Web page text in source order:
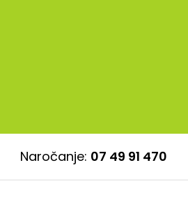
Naročanje: 07 49 91 470